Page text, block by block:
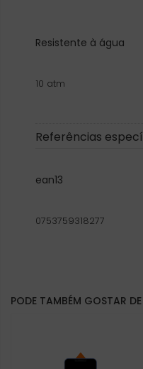
Resistente à água
10 atm
Referências
ean13
0753759318277
PODE TAMBÉM GOSTAR DE